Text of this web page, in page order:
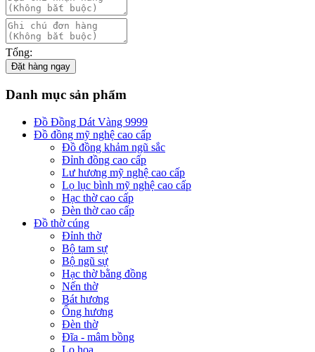
Tổng:
Đặt hàng ngay
Danh mục sản phẩm
Đồ Đồng Dát Vàng 9999
Đồ đồng mỹ nghệ cao cấp
Đồ đồng khảm ngũ sắc
Đỉnh đồng cao cấp
Lư hương mỹ nghệ cao cấp
Lọ lục bình mỹ nghệ cao cấp
Hạc thờ cao cấp
Đèn thờ cao cấp
Đồ thờ cúng
Đỉnh thờ
Bộ tam sự
Bộ ngũ sự
Hạc thờ bằng đồng
Nến thờ
Bát hương
Ống hương
Đèn thờ
Đĩa - mâm bồng
Lọ hoa